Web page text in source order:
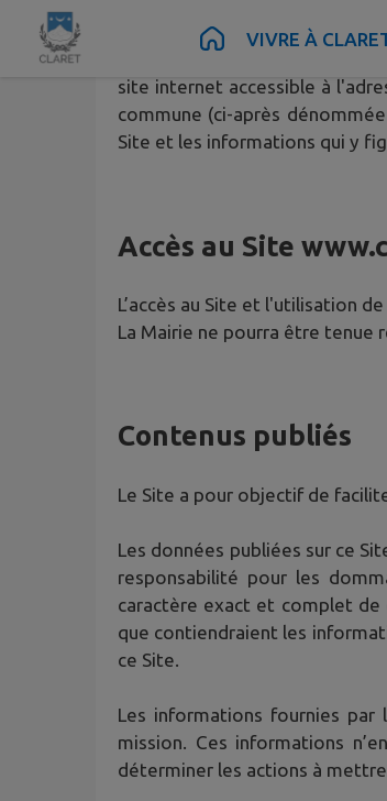
Contenu Recherche Pied
VIVRE À
site internet accessible à
commune (ci-après
Site et les informations qui y
Accès au Site
L’accès au Site et l'utilisation
La Mairie ne pourra être tenue
Contenus publiés
Le Site a pour objectif de
Les données publiées sur ce
responsabilité pour les
caractère exact et complet
que contiendraient les
ce Site.
Les informations fournies
mission. Ces informations
déterminer les actions à mettre